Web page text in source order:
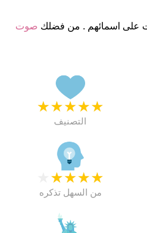
صوت
★
★
★
★
★
التصنيف
★
★
★
★
من السهل تذكره